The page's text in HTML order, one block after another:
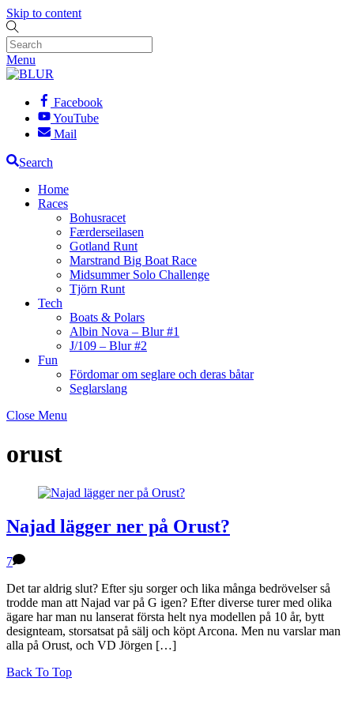
Skip to content
Menu
Facebook
YouTube
Mail
Search
Home
Races
Bohusracet
Færderseilasen
Gotland Runt
Marstrand Big Boat Race
Midsummer Solo Challenge
Tjörn Runt
Tech
Boats & Polars
Albin Nova – Blur #1
J/109 – Blur #2
Fun
Fördomar om seglare och deras båtar
Seglarslang
Close Menu
orust
Najad lägger ner på Orust?
7
Det tar aldrig slut? Efter sju sorger och lika många bedrövelser så
trodde man att Najad var på G igen? Efter diverse turer med olika
ägare har man nu lanserat första helt nya modellen på 10 år, bytt
designteam, storsatsat på sälj och köpt Arcona. Men nu varslar man
alla på Orust, och VD Jörgen […]
Back To Top